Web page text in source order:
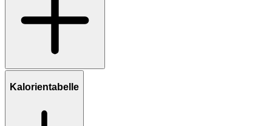
Kalorientabelle